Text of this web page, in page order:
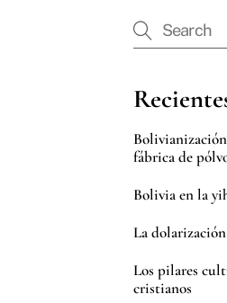
fábrica de
Bolivia en la
La
Los pilares
cristianos